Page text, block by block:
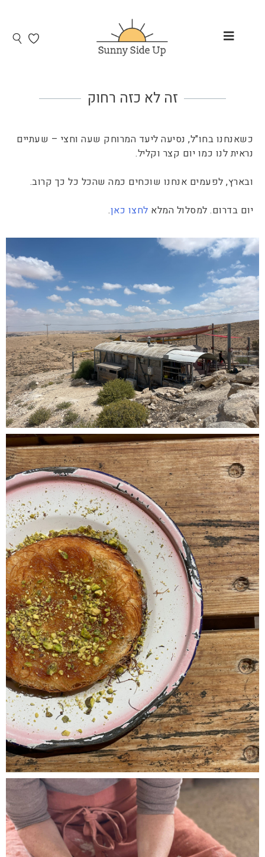
זה לא כזה רחוק
כשאנחנו בחו"ל, נסיעה ליעד המרוחק שעה וחצי – שעתיים
נראית לנו כמו יום קצר וקליל.
ובארץ, לפעמים אנחנו שוכחים כמה שהכל כל כך קרוב.
יום בדרום. למסלול המלא לחצו כאן.